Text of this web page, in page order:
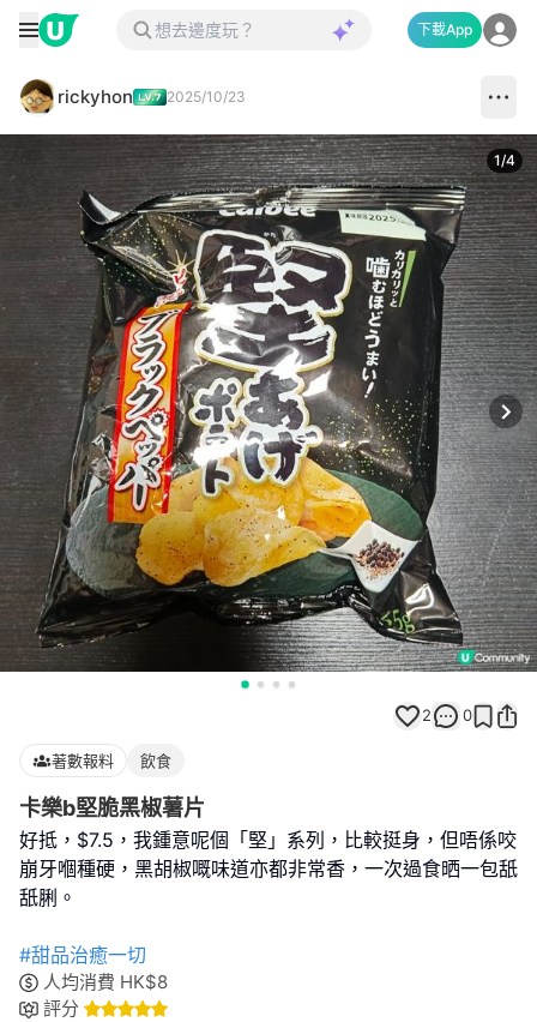
下載App
rickyhon 2025/10/23
1/4
2 0
著數報料 飲食
卡樂b堅脆黑椒薯片
好抵，$7.5，我鍾意呢個「堅」系列，比較挺身，但唔係咬
崩牙嗰種硬，黑胡椒嘅味道亦都非常香，一次過食晒一包舐
舐脷。
#甜品治癒一切
人均消費 HK$8
評分